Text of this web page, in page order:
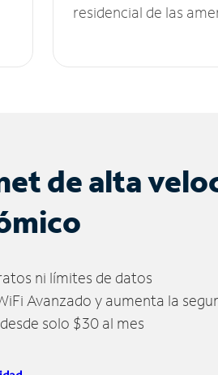
residencial de las
de alta
ni límites de datos
Avanzado y aumenta la
solo $30 al mes